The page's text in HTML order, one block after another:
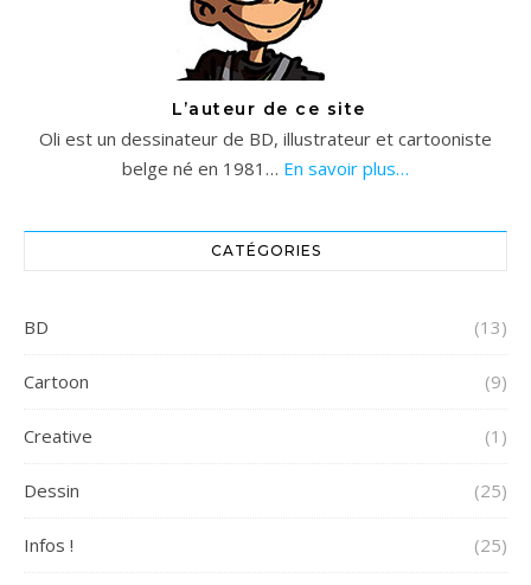
L’auteur de ce site
Oli est un dessinateur de BD, illustrateur et cartooniste
belge né en 1981… En savoir plus…
CATÉGORIES
BD (13)
Cartoon (9)
Creative (1)
Dessin (25)
Infos ! (25)